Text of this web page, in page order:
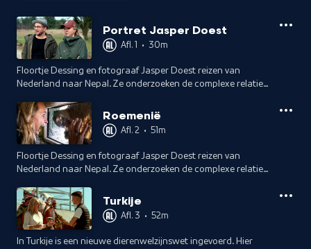
Portret Jasper Doest
Afl. 1 • 30m
Floortje Dessing en fotograaf Jasper Doest reizen van
Nederland naar Nepal. Ze onderzoeken de complexe relatie
pad om elkaar te leren kennen.
Roemenië
Afl. 2 • 51m
Floortje Dessing en fotograaf Jasper Doest reizen van
Nederland naar Nepal. Ze onderzoeken de complexe relatie
een berenopvang runt.Turkije
Afl. 3 • 52m
In Turkije is een nieuwe dierenwelzijnswet ingevoerd. Hier